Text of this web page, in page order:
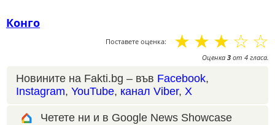
Конго
Поставете оценка: ☆
☆
☆
☆
☆
Оценка 3 от 4 гласа.
Новините на Fakti.bg – във Facebook,
Instagram, YouTube, канал Viber, X
Четете ни и в Google News Showcase